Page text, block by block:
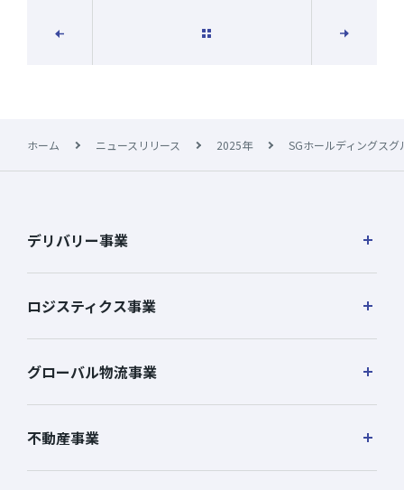
前の記事
一覧に戻る 次の記事
ホーム ニュースリリース 2025年 SGホールディングス
デリバリー事業
ロジスティクス事業
グローバル物流事業
不動産事業